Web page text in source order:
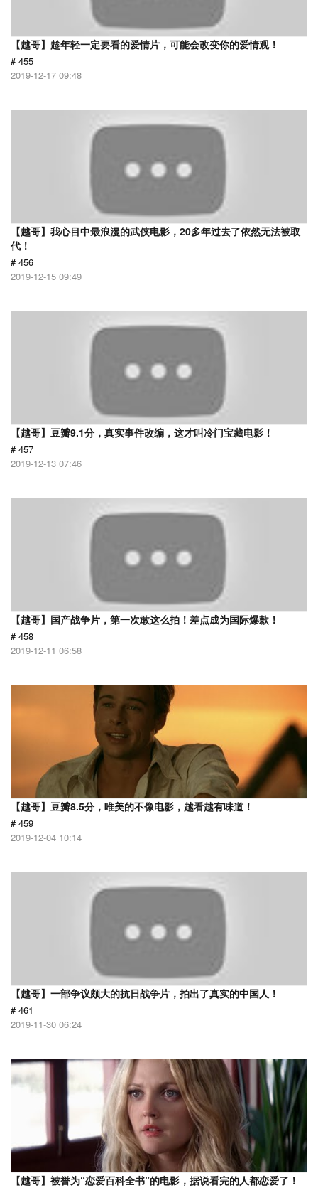
【越哥】趁年轻一定要看的爱情片，可能会改变你的爱情观！
# 455
2019-12-17 09:48
【越哥】我心目中最浪漫的武侠电影，20多年过去了依然无法被取
代！
# 456
2019-12-15 09:49
【越哥】豆瓣9.1分，真实事件改编，这才叫冷门宝藏电影！
# 457
2019-12-13 07:46
【越哥】国产战争片，第一次敢这么拍！差点成为国际爆款！
# 458
2019-12-11 06:58
【越哥】豆瓣8.5分，唯美的不像电影，越看越有味道！
# 459
2019-12-04 10:14
【越哥】一部争议颇大的抗日战争片，拍出了真实的中国人！
# 461
2019-11-30 06:24
【越哥】被誉为“恋爱百科全书”的电影，据说看完的人都恋爱了！